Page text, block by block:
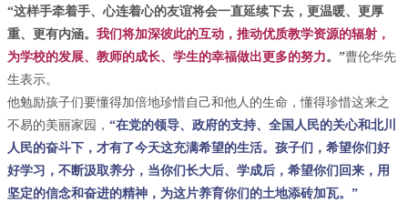
“这样手牵着手、心连着心的友谊将会一直延续下去，更温暖、更厚
重、更有内涵。 我们将加深彼此的互动，推动优质教学资源的辐射，
为学校的发展、教师的成长、学生的幸福做出更多的努力。”曹伦华先
生表示。
他勉励孩子们要懂得加倍地珍惜自己和他人的生命，懂得珍惜这来之
不易的美丽家园， “在党的领导、政府的支持、全国人民的关心和北川
人民的奋斗下，才有了今天这充满希望的生活。孩子们，希望你们好
好学习，不断汲取养分，当你们长大后、学成后，希望你们回来，用
坚定的信念和奋进的精神，为这片养育你们的土地添砖加瓦。”